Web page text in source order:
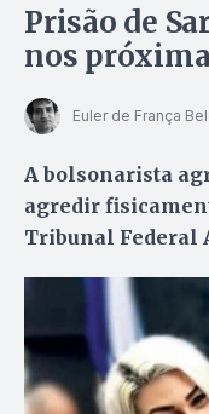
Prisão de
nos
Euler de França
A bolsonarista
agredir
Tribunal Federal